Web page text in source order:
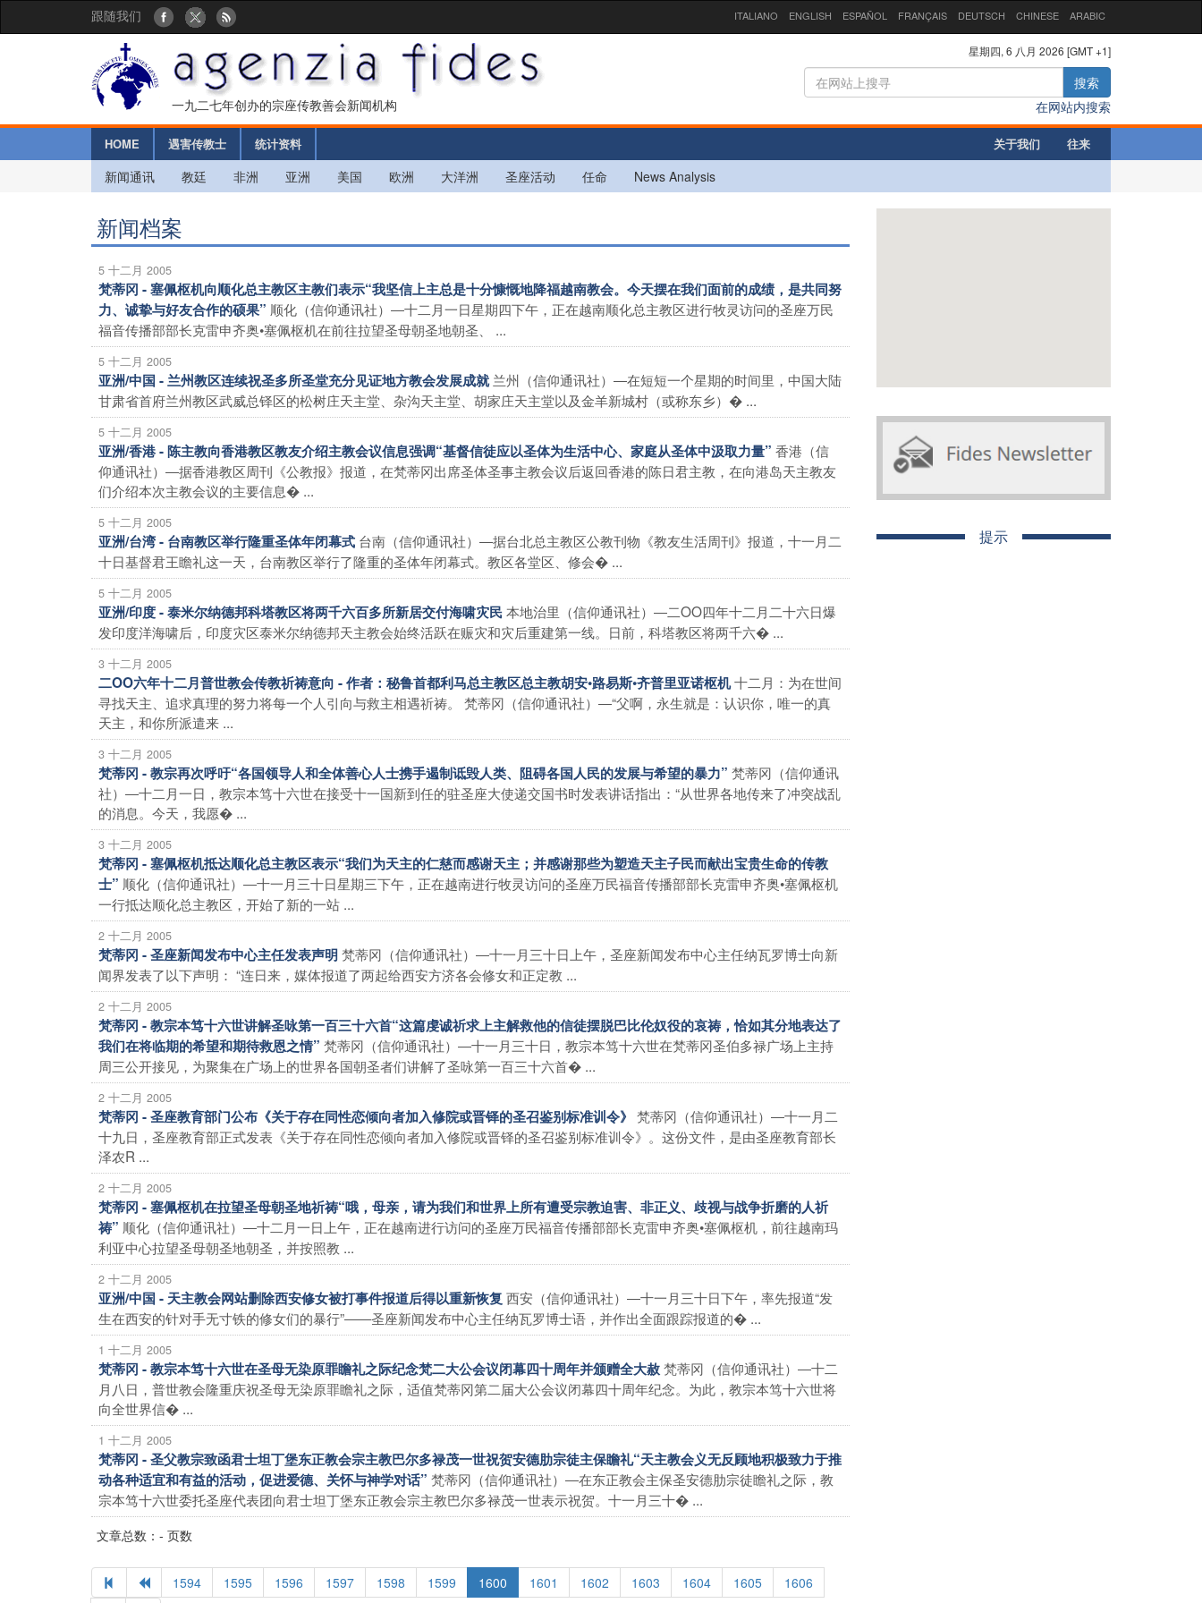
跟随我们 ITALIANO ENGLISH ESPAÑOL FRANÇAIS DEUTSCH CHINESE ARABIC
一九二七年创办的宗座传教善会新闻机构
星期四, 6 八月 2026 [GMT +1]
搜索
在网站内搜索
HOME 遇害传教士 统计资料 关于我们 往来
新闻通讯 教廷 非洲 亚洲 美国 欧洲 大洋洲 圣座活动 任命 News Analysis
新闻档案
5 十二月 2005
梵蒂冈 - 塞佩枢机向顺化总主教区主教们表示“我坚信上主总是十分慷慨地降福越南教会。今天摆在我们面前的成绩，是共同努
力、诚挚与好友合作的硕果” 顺化（信仰通讯社）―十二月一日星期四下午，正在越南顺化总主教区进行牧灵访问的圣座万民
福音传播部部长克雷申齐奥•塞佩枢机在前往拉望圣母朝圣地朝圣、 ...
5 十二月 2005
亚洲/中国 - 兰州教区连续祝圣多所圣堂充分见证地方教会发展成就 兰州（信仰通讯社）―在短短一个星期的时间里，中国大陆
甘肃省首府兰州教区武威总铎区的松树庄天主堂、杂沟天主堂、胡家庄天主堂以及金羊新城村（或称东乡）� ...
5 十二月 2005
亚洲/香港 - 陈主教向香港教区教友介绍主教会议信息强调“基督信徒应以圣体为生活中心、家庭从圣体中汲取力量” 香港（信
仰通讯社）―据香港教区周刊《公教报》报道，在梵蒂冈出席圣体圣事主教会议后返回香港的陈日君主教，在向港岛天主教友
们介绍本次主教会议的主要信息� ...
5 十二月 2005
亚洲/台湾 - 台南教区举行隆重圣体年闭幕式 台南（信仰通讯社）―据台北总主教区公教刊物《教友生活周刊》报道，十一月二
十日基督君王瞻礼这一天，台南教区举行了隆重的圣体年闭幕式。教区各堂区、修会� ...
5 十二月 2005
亚洲/印度 - 泰米尔纳德邦科塔教区将两千六百多所新居交付海啸灾民本地治里（信仰通讯社）―二OO四年十二月二十六日爆
发印度洋海啸后，印度灾区泰米尔纳德邦天主教会始终活跃在赈灾和灾后重建第一线。日前，科塔教区将两千六� ...
3 十二月 2005
二OO六年十二月普世教会传教祈祷意向 - 作者：秘鲁首都利马总主教区总主教胡安•路易斯•齐普里亚诺枢机十二月：为在世间
寻找天主、追求真理的努力将每一个人引向与救主相遇祈祷。 梵蒂冈（信仰通讯社）―“父啊，永生就是：认识你，唯一的真
天主，和你所派遣来 ...
3 十二月 2005
梵蒂冈 - 教宗再次呼吁“各国领导人和全体善心人士携手遏制诋毁人类、阻碍各国人民的发展与希望的暴力” 梵蒂冈（信仰通讯
社）―十二月一日，教宗本笃十六世在接受十一国新到任的驻圣座大使递交国书时发表讲话指出：“从世界各地传来了冲突战乱
的消息。今天，我愿� ...
3 十二月 2005
梵蒂冈 - 塞佩枢机抵达顺化总主教区表示“我们为天主的仁慈而感谢天主；并感谢那些为塑造天主子民而献出宝贵生命的传教
士” 顺化（信仰通讯社）―十一月三十日星期三下午，正在越南进行牧灵访问的圣座万民福音传播部部长克雷申齐奥•塞佩枢机
一行抵达顺化总主教区，开始了新的一站 ...
2 十二月 2005
梵蒂冈 - 圣座新闻发布中心主任发表声明梵蒂冈（信仰通讯社）―十一月三十日上午，圣座新闻发布中心主任纳瓦罗博士向新
闻界发表了以下声明： “连日来，媒体报道了两起给西安方济各会修女和正定教 ...
2 十二月 2005
梵蒂冈 - 教宗本笃十六世讲解圣咏第一百三十六首“这篇虔诚祈求上主解救他的信徒摆脱巴比伦奴役的哀祷，恰如其分地表达了
我们在将临期的希望和期待救恩之情” 梵蒂冈（信仰通讯社）―十一月三十日，教宗本笃十六世在梵蒂冈圣伯多禄广场上主持
周三公开接见，为聚集在广场上的世界各国朝圣者们讲解了圣咏第一百三十六首� ...
2 十二月 2005
梵蒂冈 - 圣座教育部门公布《关于存在同性恋倾向者加入修院或晋铎的圣召鉴别标准训令》 梵蒂冈（信仰通讯社）―十一月二
十九日，圣座教育部正式发表《关于存在同性恋倾向者加入修院或晋铎的圣召鉴别标准训令》。这份文件，是由圣座教育部长
泽农R ...
2 十二月 2005
梵蒂冈 - 塞佩枢机在拉望圣母朝圣地祈祷“哦，母亲，请为我们和世界上所有遭受宗教迫害、非正义、歧视与战争折磨的人祈
祷” 顺化（信仰通讯社）―十二月一日上午，正在越南进行访问的圣座万民福音传播部部长克雷申齐奥•塞佩枢机，前往越南玛
利亚中心拉望圣母朝圣地朝圣，并按照教 ...
2 十二月 2005
亚洲/中国 - 天主教会网站删除西安修女被打事件报道后得以重新恢复 西安（信仰通讯社）―十一月三十日下午，率先报道“发
生在西安的针对手无寸铁的修女们的暴行”――圣座新闻发布中心主任纳瓦罗博士语，并作出全面跟踪报道的� ...
1 十二月 2005
梵蒂冈 - 教宗本笃十六世在圣母无染原罪瞻礼之际纪念梵二大公会议闭幕四十周年并颁赠全大赦梵蒂冈（信仰通讯社）―十二
月八日，普世教会隆重庆祝圣母无染原罪瞻礼之际，适值梵蒂冈第二届大公会议闭幕四十周年纪念。为此，教宗本笃十六世将
向全世界信� ...
1 十二月 2005
梵蒂冈 - 圣父教宗致函君士坦丁堡东正教会宗主教巴尔多禄茂一世祝贺安德肋宗徒主保瞻礼“天主教会义无反顾地积极致力于推
动各种适宜和有益的活动，促进爱德、关怀与神学对话” 梵蒂冈（信仰通讯社）―在东正教会主保圣安德肋宗徒瞻礼之际，教
宗本笃十六世委托圣座代表团向君士坦丁堡东正教会宗主教巴尔多禄茂一世表示祝贺。十一月三十� ...
文章总数：- 页数
1594 1595 1596 1597 1598 1599 1600 1601 1602 1603 1604 1605 1606
提示